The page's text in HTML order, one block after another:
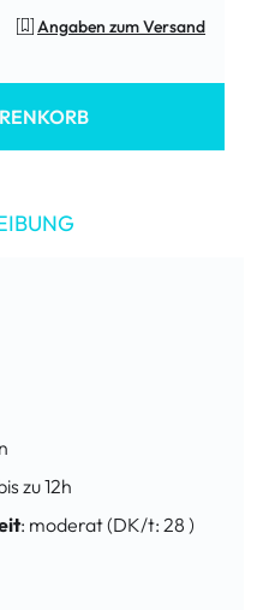
Angaben zum Versand
zu 12h
: moderat (DK/t: 28 )